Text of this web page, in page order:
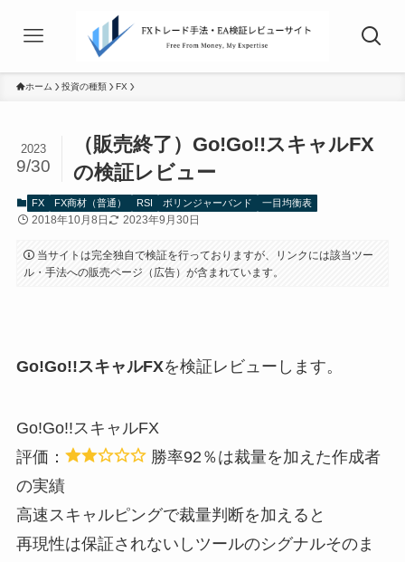
ホーム 投資の種類 FX
（販売終了）Go!Go!!スキャルFX
の検証レビュー
2023
9/30
FX FX商材（普通） RSI ボリンジャーバンド 一目均衡表
2018年10月8日 2023年9月30日
当サイトは完全独自で検証を行っておりますが、リンクには該当ツー
ル・手法への販売ページ（広告）が含まれています。
Go!Go!!スキャルFXを検証レビューします。
Go!Go!!スキャルFX
評価：
勝率92％は裁量を加えた作成者
の実績
高速スキャルピングで裁量判断を加えると
再現性は保証されないしツールのシグナルそのま